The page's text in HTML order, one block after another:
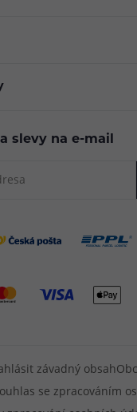
slevy na e-mail
závadný obsah
se zpracováním